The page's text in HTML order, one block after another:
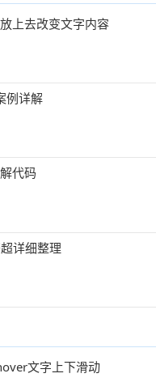
上去改变文字内容
例详解
代码
详细整理
文字上下滑动